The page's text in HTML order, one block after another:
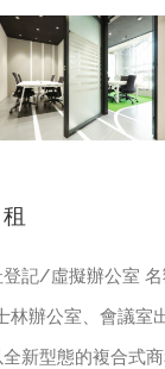
記/虛擬辦公室
林辦公室、會議室
新型態的複合式